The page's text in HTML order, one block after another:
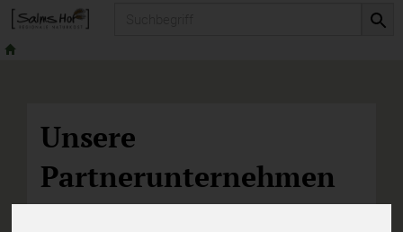
Unsere
Partnerunternehmen